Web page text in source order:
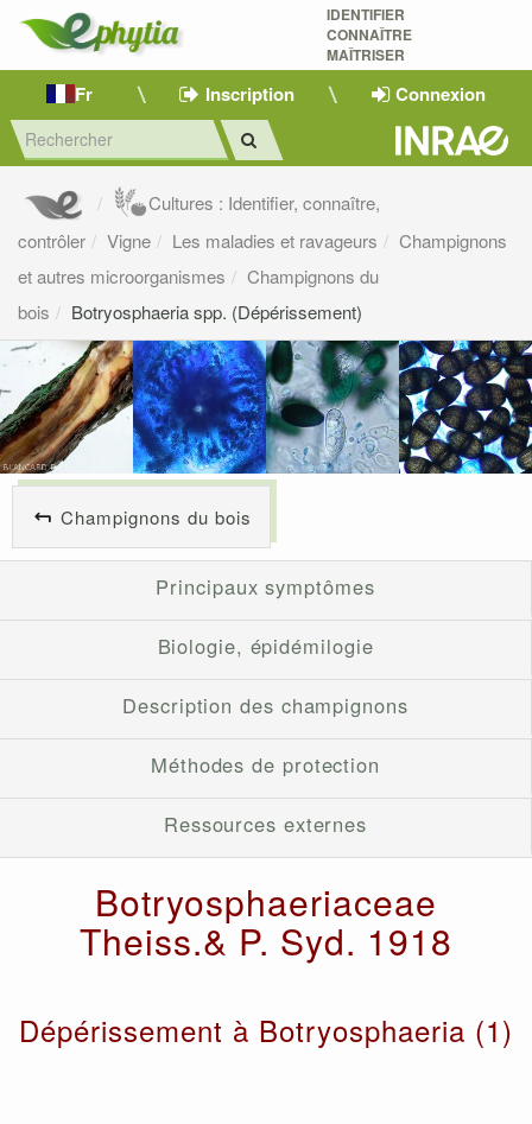
IDENTIFIER
CONNAÎTRE
MAÎTRISER
Fr Inscription Connexion
Cultures : Identifier, connaître,
contrôler
Vigne Les maladies et ravageurs
Champignons
et autres microorganismes
Champignons du
bois
Botryosphaeria spp. (Dépérissement)
Champignons du bois
Principaux symptômes
Biologie, épidémilogie
Description des champignons
Méthodes de protection
Ressources externes
Botryosphaeriaceae
Theiss.& P. Syd. 1918
Dépérissement à Botryosphaeria (1)